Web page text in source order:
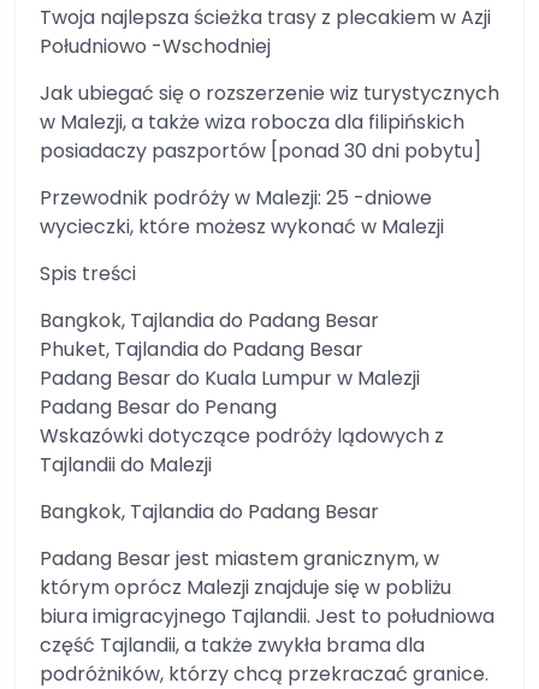
Twoja najlepsza ścieżka trasy z plecakiem w Azji
Południowo -Wschodniej
Jak ubiegać się o rozszerzenie wiz turystycznych
w Malezji, a także wiza robocza dla filipińskich
posiadaczy paszportów [ponad 30 dni pobytu]
Przewodnik podróży w Malezji: 25 -dniowe
wycieczki, które możesz wykonać w Malezji
Spis treści
Bangkok, Tajlandia do Padang Besar
Phuket, Tajlandia do Padang Besar
Padang Besar do Kuala Lumpur w Malezji
Padang Besar do Penang
Wskazówki dotyczące podróży lądowych z
Tajlandii do Malezji
Bangkok, Tajlandia do Padang Besar
Padang Besar jest miastem granicznym, w
którym oprócz Malezji znajduje się w pobliżu
biura imigracyjnego Tajlandii. Jest to południowa
część Tajlandii, a także zwykła brama dla
podróżników, którzy chcą przekraczać granice.